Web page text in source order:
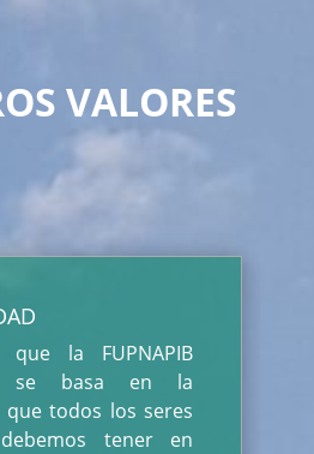
VALORES
la FUPNAPIB
se basa en la
que todos los seres
tener en